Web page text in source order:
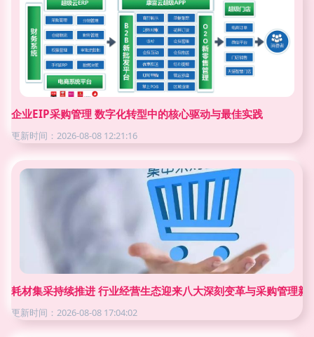
企业EIP采购管理 数字化转型中的核心驱动与最佳实践
更新时间：2026-08-08 12:21:16
耗材集采持续推进 行业经营生态迎来八大深刻变革与采购管理新
更新时间：2026-08-08 17:04:02